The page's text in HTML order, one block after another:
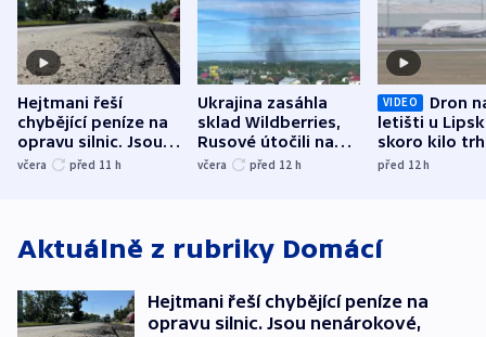
Hejtmani řeší
chybějící peníze na
opravu silnic. Jsou
nenárokové, namítá
včera před 11 h
Ukrajina zasáhla
sklad Wildberries,
Rusové útočili na
trh, hasiče či
včera před 12 h
VIDEO
Dron
letišti u
skoro kilo
indicie
před 12h
Aktuálně z rubriky Domácí
Hejtmani řeší chybějící peníze na
opravu silnic. Jsou nenárokové,